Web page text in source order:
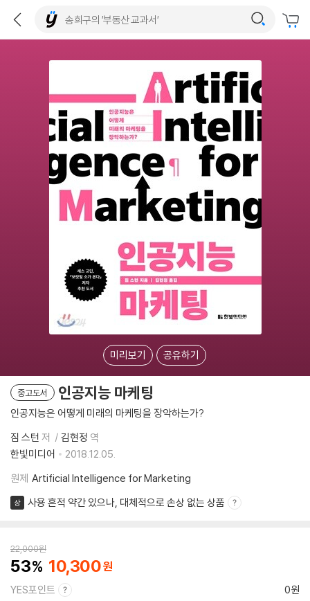
미리보기 공유하기
중고도서 인공지능 마케팅
인공지능은 어떻게 미래의 마케팅을 장악하는가?
짐 스턴 저 김현정 역
한빛미디어
2018.12.05.
원제 Artificial Intelligence for Marketing
상 사용 흔적 약간 있으나, 대체적으로 손상 없는 상품
22,000원
53 10,300
YES포인트 0원